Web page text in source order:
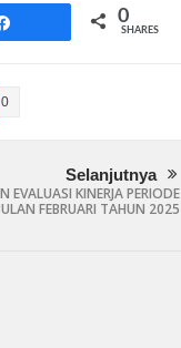
0
SHARES
0
Selanjutnya
KINERJA PERIODE
FEBRUARI TAHUN 2025